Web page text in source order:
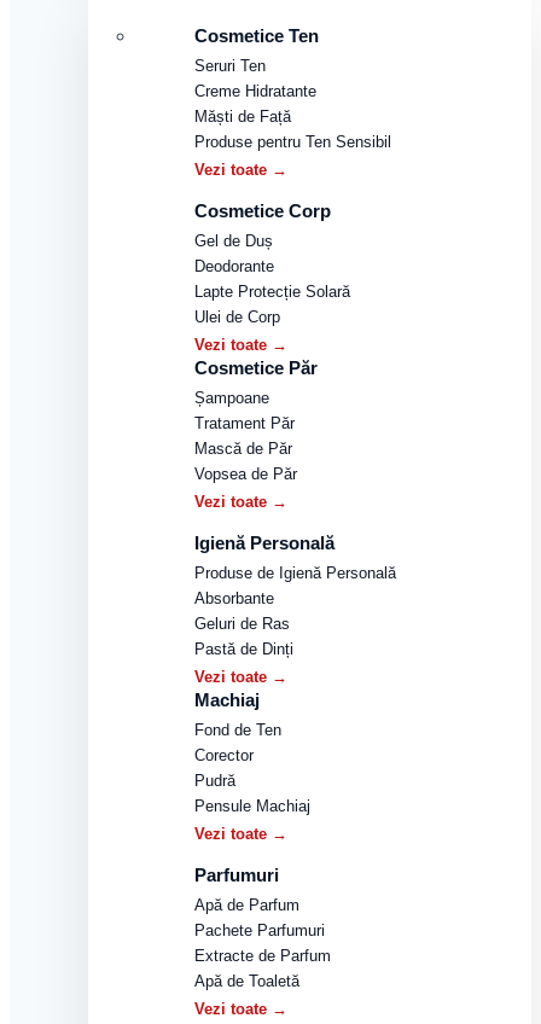
Cosmetice Ten
Seruri Ten
Creme Hidratante
Măști de Față
Produse pentru Ten Sensibil
Vezi toate →
Cosmetice Corp
Gel de Duș
Deodorante
Lapte Protecție Solară
Ulei de Corp
Vezi toate →
Cosmetice Păr
Șampoane
Tratament Păr
Mască de Păr
Vopsea de Păr
Vezi toate →
Igienă Personală
Produse de Igienă Personală
Absorbante
Geluri de Ras
Pastă de Dinți
Vezi toate →
Machiaj
Fond de Ten
Corector
Pudră
Pensule Machiaj
Vezi toate →
Parfumuri
Apă de Parfum
Pachete Parfumuri
Extracte de Parfum
Apă de Toaletă
Vezi toate →